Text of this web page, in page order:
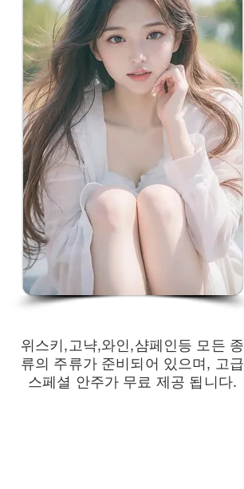
위스키,고냑,와인,샴페인등 모든 종
류의 주류가 준비되어 있으며, 고급
스페셜 안주가 무료 제공 됩니다.